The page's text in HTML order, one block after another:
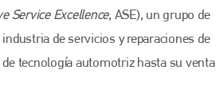
Service Excellence, ASE), un grupo de
de servicios y reparaciones de
tecnología automotriz hasta su
leading automotive accident repair
continues to proudly stand at the
evolving marketplace.